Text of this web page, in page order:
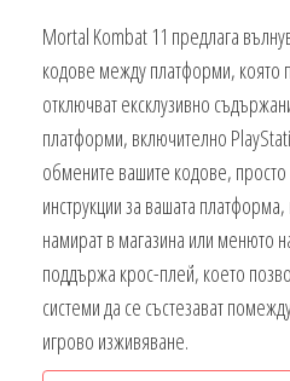
Mortal Kombat 11 предлага
кодове между платформи, която
отключват ексклузивно
платформи, включително
обмените вашите кодове,
инструкции за вашата
намират в магазина или менюто
поддържа крос-плей, което
системи да се състезават
игрово изживяване.